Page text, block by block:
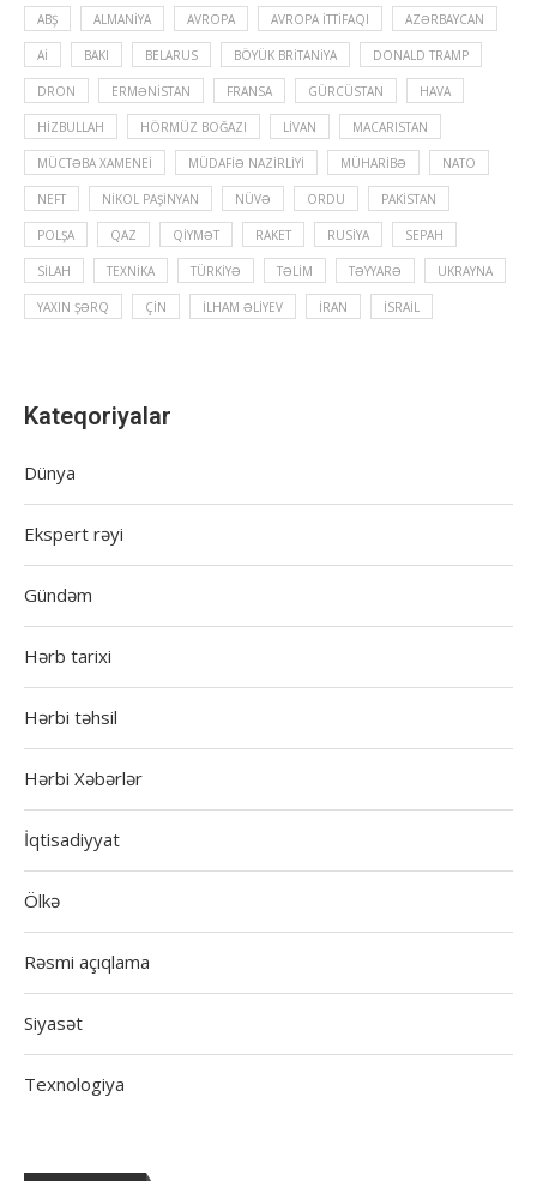
ABŞ ALMANIYA AVROPA AVROPA İTTIFAQI AZƏRBAYCAN
Aİ BAKI BELARUS BÖYÜK BRITANIYA DONALD TRAMP
DRON ERMƏNISTAN FRANSA GÜRCÜSTAN HAVA
HIZBULLAH HÖRMÜZ BOĞAZI LIVAN MACARISTAN
MÜCTƏBA XAMENEI MÜDAFIƏ NAZIRLIYI MÜHARIBƏ NATO
NEFT NIKOL PAŞINYAN NÜVƏ ORDU PAKISTAN
POLŞA QAZ QIYMƏT RAKET RUSIYA SEPAH
SILAH TEXNIKA TÜRKIYƏ TƏLIM TƏYYARƏ UKRAYNA
YAXIN ŞƏRQ ÇIN İLHAM ƏLIYEV İRAN İSRAIL
Kateqoriyalar
Dünya
Ekspert rəyi
Gündəm
Hərb tarixi
Hərbi təhsil
Hərbi Xəbərlər
İqtisadiyyat
Ölkə
Rəsmi açıqlama
Siyasət
Texnologiya